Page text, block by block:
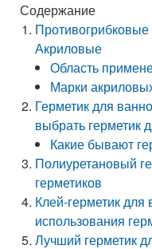
Содержание
Акриловые
Область
Марки
Герметик для
выбрать герметик
Какие бывают
Полиуретановый
герметиков
Клей-герметик
использования
Лучший герметик